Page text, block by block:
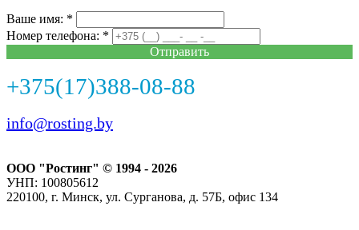
Ваше имя: *
Номер телефона: *
Отправить
+375(17)388-08-88
info@rosting.by
ООО "Ростинг" © 1994 - 2026
УНП: 100805612
220100, г. Минск, ул. Сурганова, д. 57Б, офис 134